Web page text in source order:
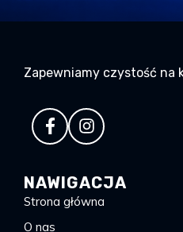
Zapewniamy czystość na
NAWIGACJA
Strona główna
O nas